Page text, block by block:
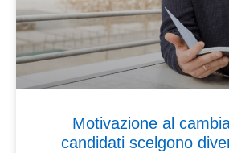
Motivazione al
candidati scelgono